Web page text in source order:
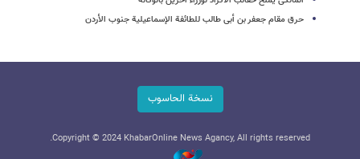
حرق مقام جعفر بن أبی طالب للطائفة الإسماعیلیة جنوب الأردن
نسخة الحاسوب
Copyright © 2024 KhabarOnline News Agancy, All rights reserved.